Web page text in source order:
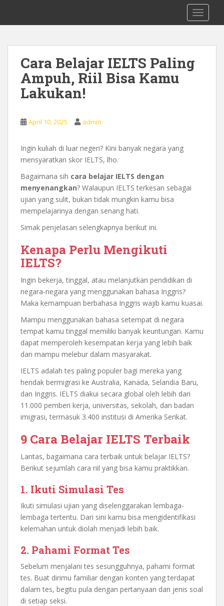
i
0878 8705 9305 Kursus Bahasa Inggis
dari Dasar Untuk Pemula Mataram
Cara Belajar IELTS Paling
Ampuh, Riil Bisa Kamu
Lakukan!
April 10, 2025 admin
Ingin kuliah di luar negeri? Kini banyak negara yang
mensyaratkan skor IELTS, lho.
Bagaimana sih cara belajar IELTS dengan
menyenangkan? Walaupun IELTS terkesan sebagai
ujian yang sulit, bukan tidak mungkin kamu bisa
mempelajarinya dengan senang hati.
Simak penjelasan selengkapnya berikut ini.
Kenapa Perlu Mengikuti
IELTS?
Ingin bekerja, tinggal, atau melanjutkan pendidikan di
negara-negara yang menggunakan bahasa Inggris?
Maka kemampuan berbahasa Inggris wajib kamu kuasai.
Mampu menggunakan bahasa setempat di negara
tempat kamu tinggal memiliki banyak keuntungan. Kamu
dapat memperoleh kesempatan kerja yang lebih baik
dan mampu melebur dalam masyarakat.
IELTS adalah tes paling populer bagi mereka yang
hendak bermigrasi ke Australia, Kanada, Selandia Baru,
dan Inggris. IELTS diakui secara global oleh lebih dari
11.000 pemberi kerja, universitas, sekolah, dan badan
imigrasi, termasuk 3.400 institusi di Amerika Serikat.
9 Cara Belajar IELTS Terbaik
Lantas, bagaimana cara terbaik untuk belajar IELTS?
Berikut sejumlah cara riil yang bisa kamu praktikkan.
1. Ikuti Simulasi Tes
Ikuti simulasi ujian yang diselenggarakan lembaga-
lembaga tertentu. Dari sini kamu bisa mengidentifikasi
kelemahan untuk diolah menjadi lebih baik.
2. Pahami Format Tes
Sebelum menjalani tes sesungguhnya, pahami format
tes. Buat dirimu familiar dengan konten yang terdapat
dalam tes, begitu pula dengan pertanyaan dan jenis soal
di setiap seksi.